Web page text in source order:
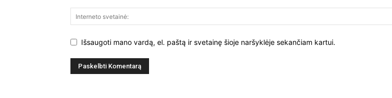
Išsaugoti mano vardą, el. paštą ir svetainę šioje naršyklėje sekančiam kartui.